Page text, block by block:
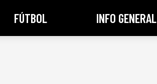
FÚTBOL INFO GENERAL